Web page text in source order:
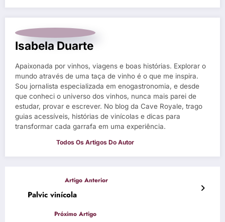
Isabela Duarte
Apaixonada por vinhos, viagens e boas histórias. Explorar o
mundo através de uma taça de vinho é o que me inspira.
Sou jornalista especializada em enogastronomia, e desde
que conheci o universo dos vinhos, nunca mais parei de
estudar, provar e escrever. No blog da Cave Royale, trago
guias acessíveis, histórias de vinícolas e dicas para
transformar cada garrafa em uma experiência.
Palvic vinícola